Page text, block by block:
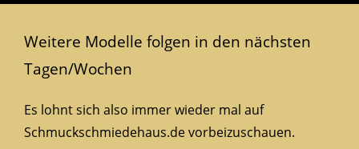
Weitere Modelle folgen in den nächsten
Tagen/Wochen
Es lohnt sich also immer wieder mal auf
Schmuckschmiedehaus.de vorbeizuschauen.